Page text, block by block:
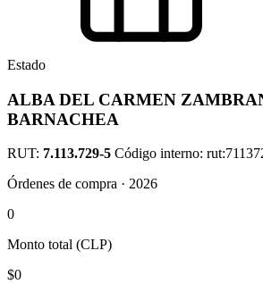
Estado
ALBA DEL CARMEN
BARNACHEA
RUT: 7.113.729-5 Código interno:
Órdenes de compra · 2026
0
Monto total (CLP)
$0